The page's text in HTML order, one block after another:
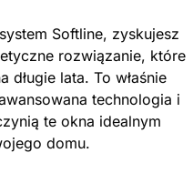
Softline, zyskujesz
rozwiązanie, które
lata. To właśnie
technologia i
te okna idealnym
domu.